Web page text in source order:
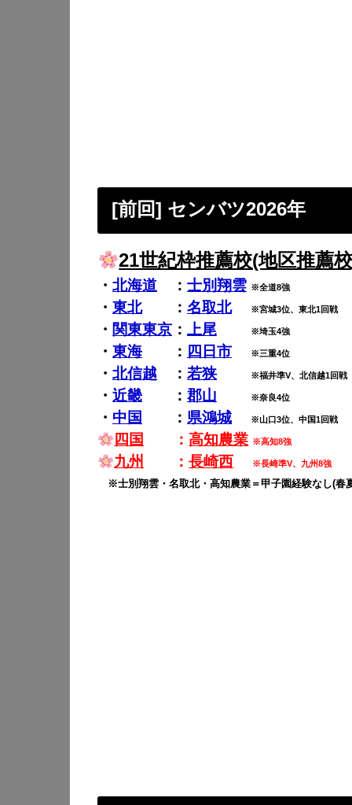
[前回] センバツ2026年
21世紀枠推薦校(地区推薦
・ 北海道 ： 士別翔雲 ※全道8強
・ 東北： 名取北 ※宮城3位、東北1回戦
・ 関東東京 ： 上尾 ※埼玉4強
・ 東海 ： 四日市 ※三重4位
・ 北信越 ： 若狭 ※福井準V、北信越1回戦
・ 近畿 ： 郡山 ※奈良4位
・ 中国 ： 県鴻城 ※山口3位、中国1回戦
四国 ：高知農業 ※高知8強
九州 ：長崎西 ※長崎準V、九州8強
※士別翔雲・名取北・高知農業＝甲子園経験なし(春